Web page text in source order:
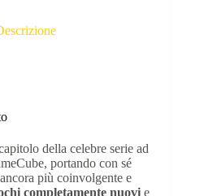
della celebre serie ad
portando con sé
più coinvolgente e
completamente nuovi e